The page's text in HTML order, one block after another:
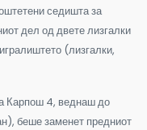
седишта за
дел од двете лизгалки
(лизгалки,
Карпош 4, веднаш до
беше заменет предниот